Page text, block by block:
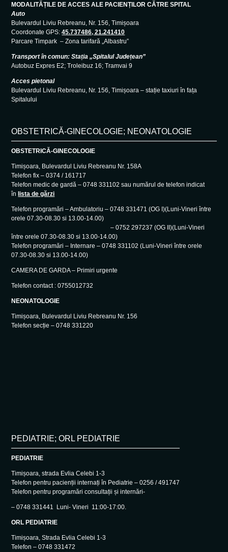
MODALITĂȚILE DE ACCES ALE PACIENȚILOR CĂTRE SPITAL
Auto
Bulevardul Liviu Rebreanu, Nr. 156, Timișoara
Coordonate GPS:45.737486, 21.241410
Parcare Timpark – Zona tarifară „Albastru”
Transport în comun: Stația „Spitalul Județean”
Autobuz Expres E2; Troleibuz 16; Tramvai 9
Acces pietonal
Bulevardul Liviu Rebreanu, Nr. 156, Timișoara – stație taxiuri în fața
Spitalului
OBSTETRICĂ-GINECOLOGIE; NEONATOLOGIE
OBSTETRICĂ-GINECOLOGIE
Timișoara, Bulevardul Liviu Rebreanu Nr. 158A
Telefon fix – 0374 / 161717
Telefon medic de gardă – 0748 331102 sau numărul de telefon indicat
în lista de gărzi
Telefon programări – Ambulatoriu – 0748 331471 (OG I)(Luni-Vineri între
orele 07.30-08.30 si 13.00-14.00)
– 0752 297237 (OG II)(Luni-Vineri
între orele 07.30-08.30 si 13.00-14.00)
Telefon programări – Internare – 0748 331102 (Luni-Vineri între orele
07.30-08.30 si 13.00-14.00)
CAMERA DE GARDA – Primiri urgente
Telefon contact : 0755012732
NEONATOLOGIE
Timișoara, Bulevardul Liviu Rebreanu Nr. 156
Telefon secție – 0748 331220
PEDIATRIE; ORL PEDIATRIE
PEDIATRIE
Timișoara, strada Evlia Celebi 1-3
Telefon pentru pacienții internați în Pediatrie – 0256 / 491747
Telefon pentru programări consultații și internări-
– 0748 331441 Luni- Vineri 11:00-17:00.
ORL PEDIATRIE
Timișoara, Strada Evlia Celebi 1-3
Telefon – 0748 331472